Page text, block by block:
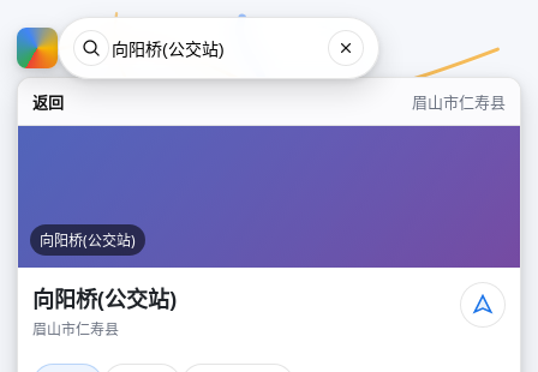
返回 眉山市仁寿县
向阳桥(公交站)
向阳桥(公交站)
眉山市仁寿县